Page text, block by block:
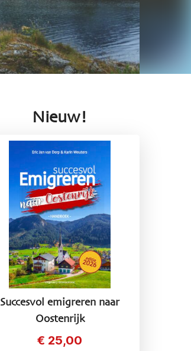
Nieuw!
Succesvol emigreren naar
Oostenrijk
€ 25,00